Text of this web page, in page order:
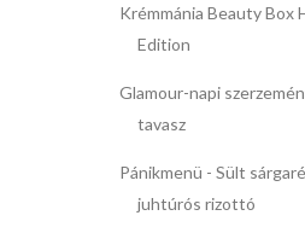
Krémmánia Beauty Box
Edition
Glamour-napi
tavasz
Pánikmenü - Sült
juhtúrós rizottó